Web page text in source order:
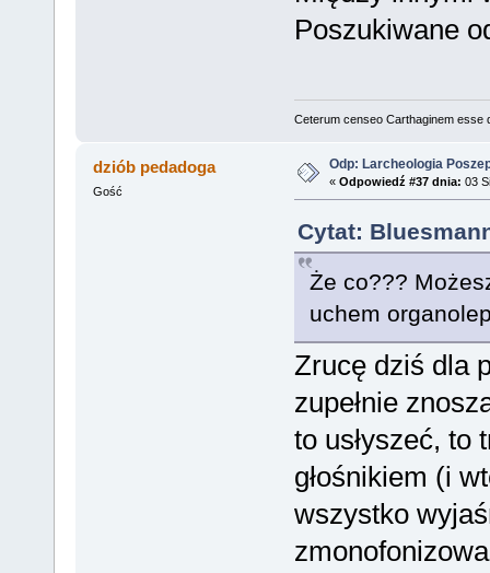
Poszukiwane
Ceterum censeo Carthaginem esse
dziób pedadoga
Gość
Odp: Larcheologia
« Odpowiedź #37 dnia: 03
Cytat:
Że co???
uchem
Zrucę dziś dla
zupełnie
to usłyszeć, to
głośnikiem (i
wszystko